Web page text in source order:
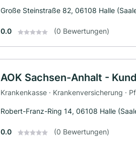
Große Steinstraße 82, 06108 Halle
0.0 (0 Bewertungen)
AOK Sachsen-Anhalt -
Krankenkasse · Krankenversicherung ·
Robert-Franz-Ring 14, 06108 Halle
0.0 (0 Bewertungen)